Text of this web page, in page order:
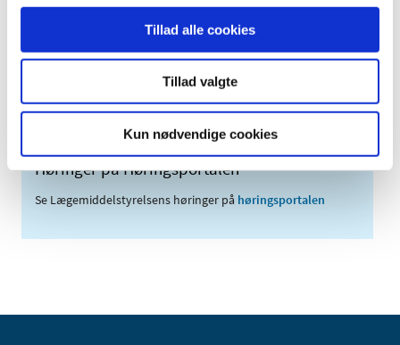
Tillad alle cookies
Tillad valgte
Kun nødvendige cookies
Meddelelser om forsyning af medicin til mennesker og dyr
Sikkerhedsmeddelelser om medicinsk udstyr
Høringer på Høringsportalen
Se Lægemiddelstyrelsens høringer på høringsportalen